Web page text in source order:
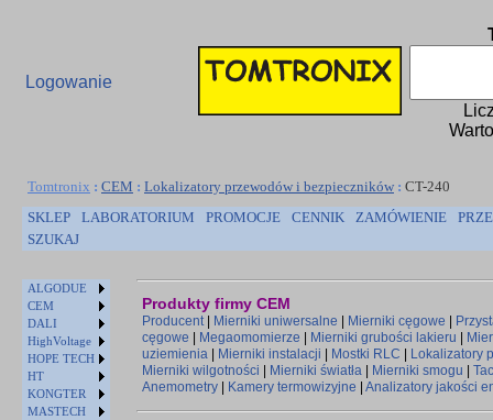
Logowanie
Tomtronix : CEM : Lokalizatory przewodów i bezpieczników : CT-240
SKLEP
LABORATORIUM PROMOCJE CENNIK ZAMÓWIENIE
SZUKAJ
ALGODUE
CEM
DALI
HighVoltage
HOPE TECH
HT
KONGTER
MASTECH
Produkty firmy CEM
Producent| Mierniki uniwersalne Mierniki cęgowe
cęgowe
Megaomomierze Mierniki grubości lakieru
uziemienia
Mierniki instalacji Mostki RLC
Lokalizatory
Mierniki wilgotności
Mierniki światła Mierniki smogu
Anemometry
Kamery termowizyjne Analizatory jakości